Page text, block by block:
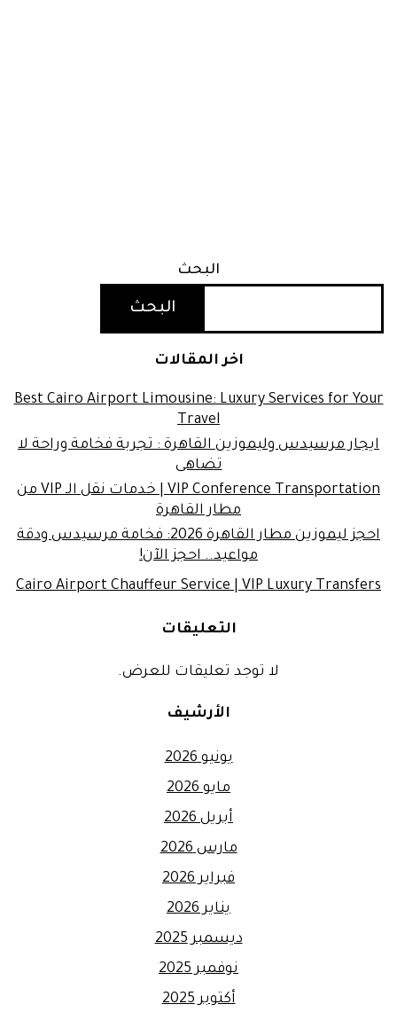
البحث
البحث
اخر المقالات
Best Cairo Airport Limousine: Luxury Services for Your
Travel
ايجار مرسيدس وليموزين القاهرة : تجربة فخامة وراحة لا
تضاهى
VIP Conference Transportation | خدمات نقل الـ VIP من
مطار القاهرة
احجز ليموزين مطار القاهرة 2026: فخامة مرسيدس ودقة
مواعيد.. احجز الآن!
Cairo Airport Chauffeur Service | VIP Luxury Transfers
التعليقات
لا توجد تعليقات للعرض.
الأرشيف
يونيو 2026
مايو 2026
أبريل 2026
مارس 2026
فبراير 2026
يناير 2026
ديسمبر 2025
نوفمبر 2025
أكتوبر 2025